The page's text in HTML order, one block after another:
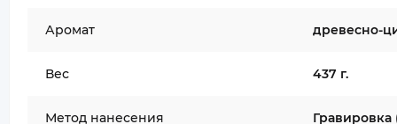
Аромат древесно-
Вес 437 г.
Метод нанесения